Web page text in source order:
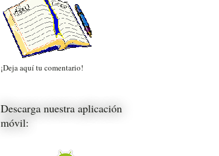
¡Deja aquí tu comentario!
Descarga nuestra aplicación
móvil: